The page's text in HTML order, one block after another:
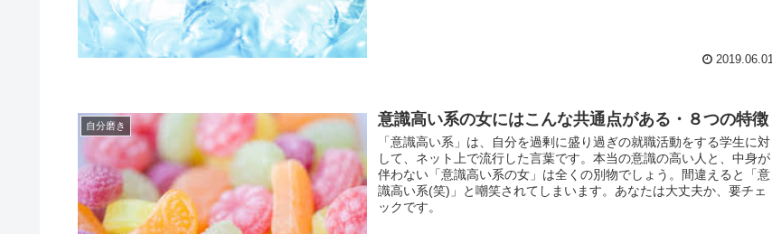
2019.06.01
自分磨き 意識高い系の女にはこんな共通点がある・８つの特徴
「意識高い系」は、自分を過剰に盛り過ぎの就職活動をする学生に対
して、ネット上で流行した言葉です。本当の意識の高い人と、中身が
伴わない「意識高い系の女」は全くの別物でしょう。間違えると「意
識高い系(笑)」と嘲笑されてしまいます。あなたは大丈夫か、要チェ
ックです。